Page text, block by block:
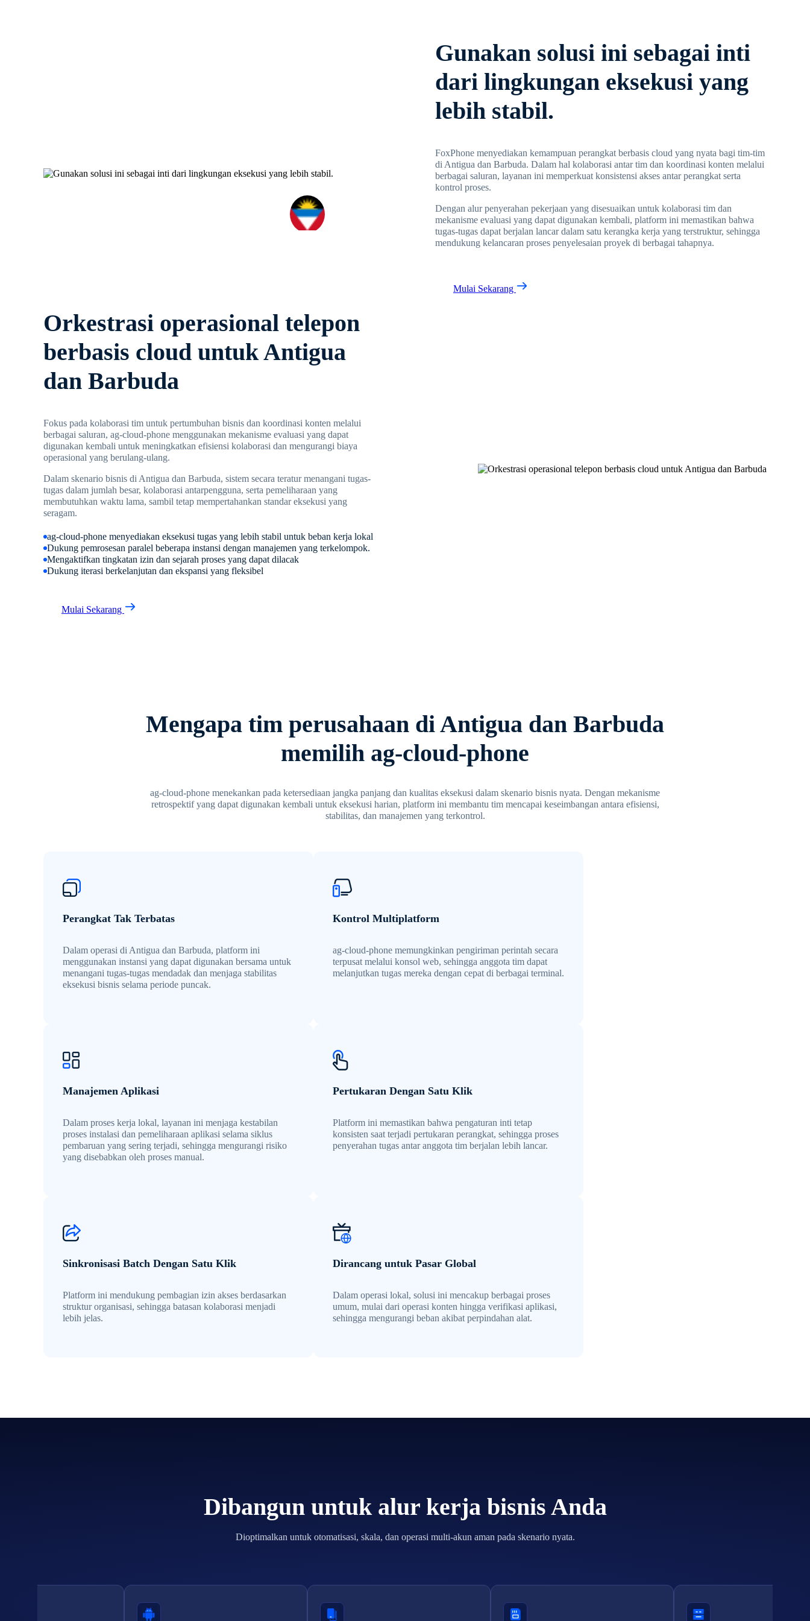
Gunakan solusi ini sebagai inti
dari lingkungan eksekusi yang
lebih stabil.
FoxPhone menyediakan kemampuan perangkat berbasis cloud yang nyata bagi tim-tim
di Antigua dan Barbuda. Dalam hal kolaborasi antar tim dan koordinasi konten melalui
berbagai saluran, layanan ini memperkuat konsistensi akses antar perangkat serta
kontrol proses.
Dengan alur penyerahan pekerjaan yang disesuaikan untuk kolaborasi tim dan
mekanisme evaluasi yang dapat digunakan kembali, platform ini memastikan bahwa
tugas-tugas dapat berjalan lancar dalam satu kerangka kerja yang terstruktur, sehingga
mendukung kelancaran proses penyelesaian proyek di berbagai tahapnya.
Mulai Sekarang
Orkestrasi operasional telepon
berbasis cloud untuk Antigua
dan Barbuda
Fokus pada kolaborasi tim untuk pertumbuhan bisnis dan koordinasi konten melalui
berbagai saluran, ag-cloud-phone menggunakan mekanisme evaluasi yang dapat
digunakan kembali untuk meningkatkan efisiensi kolaborasi dan mengurangi biaya
operasional yang berulang-ulang.
Dalam skenario bisnis di Antigua dan Barbuda, sistem secara teratur menangani tugas-
tugas dalam jumlah besar, kolaborasi antarpengguna, serta pemeliharaan yang
membutuhkan waktu lama, sambil tetap mempertahankan standar eksekusi yang
seragam.
ag-cloud-phone menyediakan eksekusi tugas yang lebih stabil untuk beban kerja lokal
Dukung pemrosesan paralel beberapa instansi dengan manajemen yang terkelompok.
Mengaktifkan tingkatan izin dan sejarah proses yang dapat dilacak
Dukung iterasi berkelanjutan dan ekspansi yang fleksibel
Mulai Sekarang
Mengapa tim perusahaan di Antigua dan Barbuda
memilih ag-cloud-phone
ag-cloud-phone menekankan pada ketersediaan jangka panjang dan kualitas eksekusi dalam skenario bisnis nyata. Dengan mekanisme
retrospektif yang dapat digunakan kembali untuk eksekusi harian, platform ini membantu tim mencapai keseimbangan antara efisiensi,
stabilitas, dan manajemen yang terkontrol.
Perangkat Tak Terbatas
Dalam operasi di Antigua dan Barbuda, platform ini
menggunakan instansi yang dapat digunakan bersama untuk
menangani tugas-tugas mendadak dan menjaga stabilitas
eksekusi bisnis selama periode puncak.
Kontrol Multiplatform
ag-cloud-phone memungkinkan pengiriman perintah secara
terpusat melalui konsol web, sehingga anggota tim dapat
melanjutkan tugas mereka dengan cepat di berbagai terminal.
Manajemen Aplikasi
Dalam proses kerja lokal, layanan ini menjaga kestabilan
proses instalasi dan pemeliharaan aplikasi selama siklus
pembaruan yang sering terjadi, sehingga mengurangi risiko
yang disebabkan oleh proses manual.
Pertukaran Dengan Satu Klik
Platform ini memastikan bahwa pengaturan inti tetap
konsisten saat terjadi pertukaran perangkat, sehingga proses
penyerahan tugas antar anggota tim berjalan lebih lancar.
Sinkronisasi Batch Dengan Satu Klik
Platform ini mendukung pembagian izin akses berdasarkan
struktur organisasi, sehingga batasan kolaborasi menjadi
lebih jelas.
Dirancang untuk Pasar Global
Dalam operasi lokal, solusi ini mencakup berbagai proses
umum, mulai dari operasi konten hingga verifikasi aplikasi,
sehingga mengurangi beban akibat perpindahan alat.
Dibangun untuk alur kerja bisnis Anda
Dioptimalkan untuk otomatisasi, skala, dan operasi multi-akun aman pada skenario nyata.